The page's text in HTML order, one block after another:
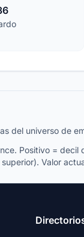
del universo de
Positivo =
Valor